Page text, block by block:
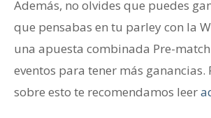
Además, no olvides que puedes
que pensabas en tu parley con la
una apuesta combinada Pre-
eventos para tener más ganancias.
sobre esto te recomendamos leer